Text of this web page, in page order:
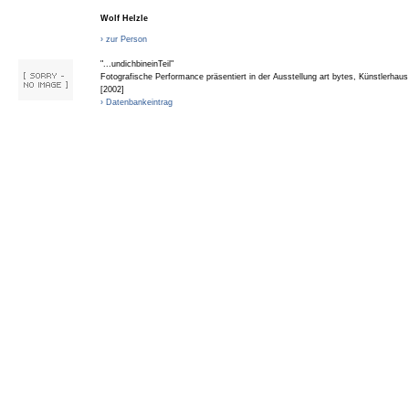
Wolf Helzle
› zur Person
"...undichbineinTeil"
Fotografische Performance präsentiert in der Ausstellung art bytes,
[2002]
› Datenbankeintrag